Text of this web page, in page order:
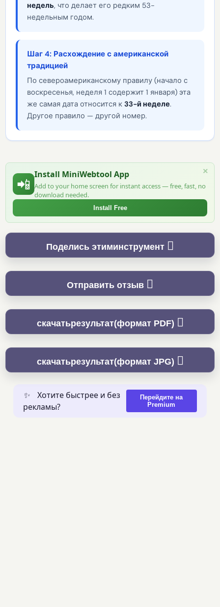
недель, что делает его редким 53-
недельным годом.
Шаг 4: Расхождение с американской
традицией
По североамериканскому правилу (начало с
воскресенья, неделя 1 содержит 1 января) эта
же самая дата относится к33-й неделе.
Другое правило — другой номер.
📲
Install MiniWebtool App
Add to your home screen for instant access — free, fast, no
download needed.
Install Free
×
Поделись этиминструмент
Отправить отзыв
скачатьрезультат(формат PDF)
скачатьрезультат(формат JPG)
✨
Хотите быстрее и без
рекламы?
Перейдите на
Premium